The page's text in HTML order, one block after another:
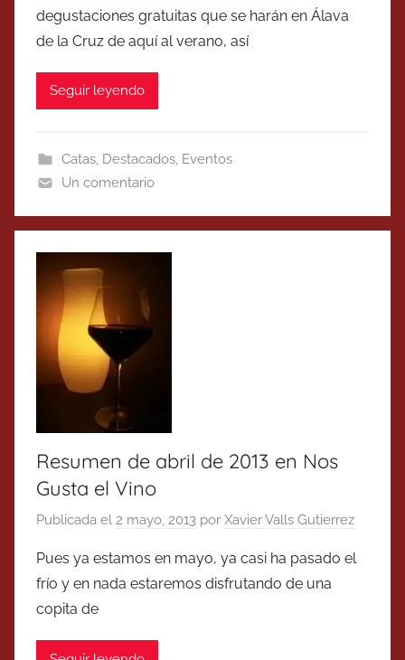
degustaciones gratuitas que se harán en Álava
de la Cruz de aquí al verano, así
Seguir leyendo
Catas, Destacados, Eventos
Un comentario
Resumen de abril de 2013 en Nos
Gusta el Vino
Publicada el 2 mayo, 2013 por Xavier Valls Gutierrez
Pues ya estamos en mayo, ya casi ha pasado el
frío y en nada estaremos disfrutando de una
copita de